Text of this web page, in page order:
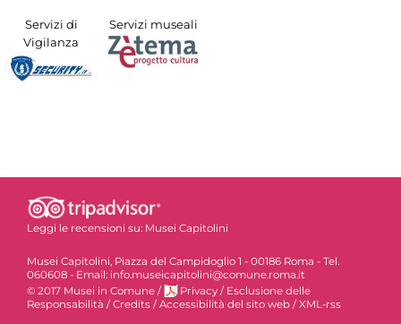
Servizi di
Vigilanza
Servizi museali
Leggi le recensioni su: Musei Capitolini
Musei Capitolini, Piazza del Campidoglio 1 - 00186 Roma - Tel.
060608 - Email: info.museicapitolini@comune.roma.it
© 2017 Musei in Comune / Privacy / Esclusione delle
Responsabilità / Credits / Accessibilità del sito web / XML-rss